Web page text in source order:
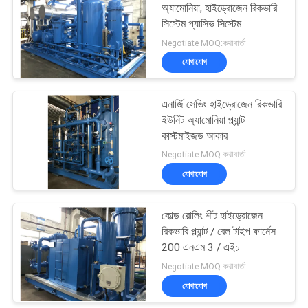
Hydrogen
Generators
Ammonia Cracker
অ্যামোনিয়া, হাইড্রোজেন রিকভারি
সিস্টেম প্যাসিভ সিস্টেম
Negotiate MOQ:কথাবার্তা
যোগাযোগ
এনার্জি সেভিং হাইড্রোজেন রিকভারি
ইউনিট অ্যামোনিয়া প্ল্যান্ট
কাস্টমাইজড আকার
Negotiate MOQ:কথাবার্তা
যোগাযোগ
কোল্ড রোলিং শীট হাইড্রোজেন
রিকভারি প্ল্যান্ট / বেল টাইপ ফার্নেস
200 এনএম 3 / এইচ
Negotiate MOQ:কথাবার্তা
যোগাযোগ